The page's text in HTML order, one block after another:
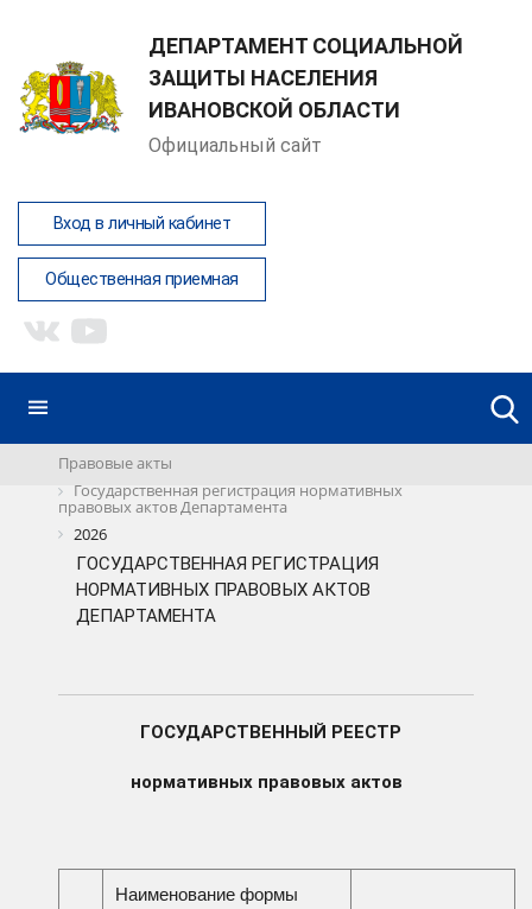
ДЕПАРТАМЕНТ СОЦИАЛЬНОЙ
ЗАЩИТЫ НАСЕЛЕНИЯ
ИВАНОВСКОЙ ОБЛАСТИ
Официальный сайт
Вход в личный кабинет
Общественная приемная
Правовые акты
Государственная регистрация нормативных
правовых актов Департамента
2026
ГОСУДАРСТВЕННАЯ РЕГИСТРАЦИЯ
НОРМАТИВНЫХ ПРАВОВЫХ АКТОВ
ДЕПАРТАМЕНТА
ГОСУДАРСТВЕННЫЙ РЕЕСТР
нормативных правовых актов
Наименование формы